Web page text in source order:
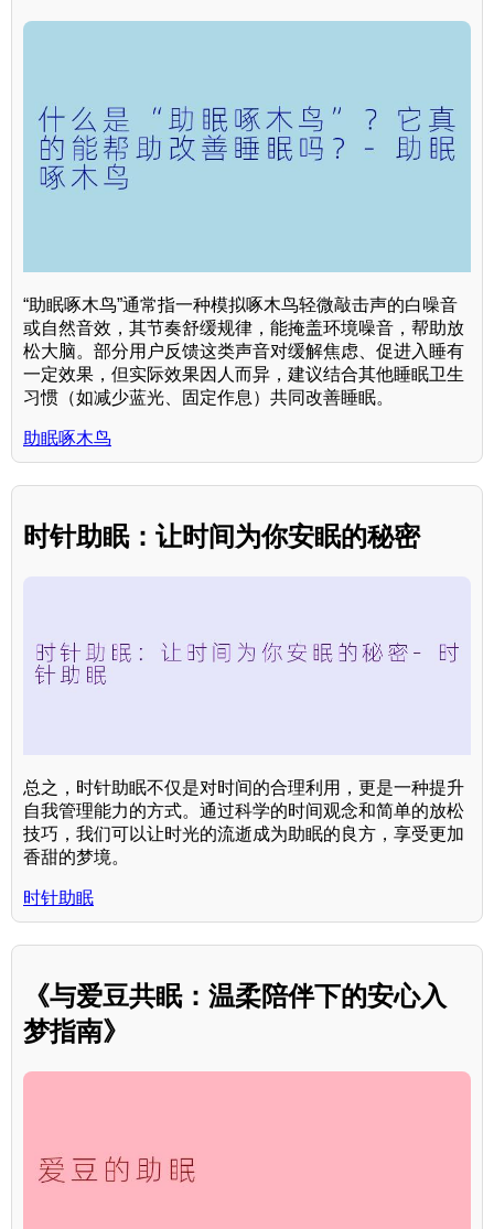
“助眠啄木鸟”通常指一种模拟啄木鸟轻微敲击声的白噪音
或自然音效，其节奏舒缓规律，能掩盖环境噪音，帮助放
松大脑。部分用户反馈这类声音对缓解焦虑、促进入睡有
一定效果，但实际效果因人而异，建议结合其他睡眠卫生
习惯（如减少蓝光、固定作息）共同改善睡眠。
助眠啄木鸟
时针助眠：让时间为你安眠的秘密
总之，时针助眠不仅是对时间的合理利用，更是一种提升
自我管理能力的方式。通过科学的时间观念和简单的放松
技巧，我们可以让时光的流逝成为助眠的良方，享受更加
香甜的梦境。
时针助眠
《与爱豆共眠：温柔陪伴下的安心入
梦指南》